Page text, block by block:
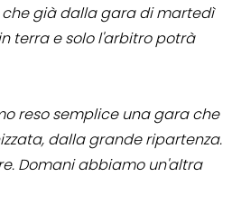
che già dalla gara di martedì
terra e solo l'arbitro potrà
reso semplice una gara che
dalla grande ripartenza.
Domani abbiamo un'altra